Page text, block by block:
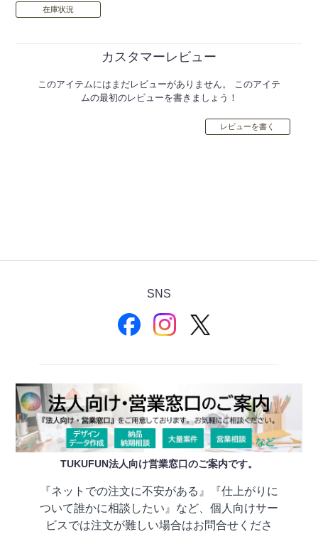
在庫状況
カスタマーレビュー
このアイテムにはまだレビューがありません。 このアイテ
ムの最初のレビューを書きましょう！
レビューを書く
SNS
TUKUFUN法人向け営業窓口のご案内です。
『ネットでの注文に不安がある』『仕上がりに
ついて誰かに相談したい』など、個人向けサー
ビスでは注文が難しい場合はお問合せくださ